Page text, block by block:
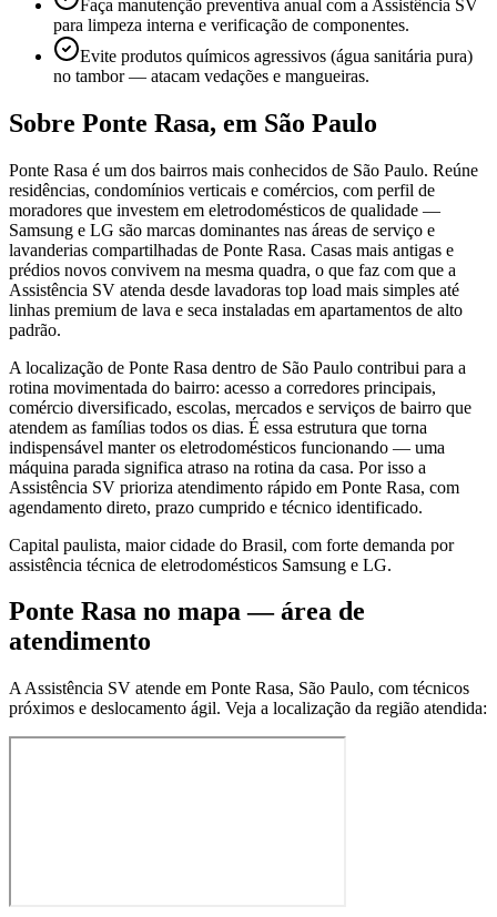
Faça manutenção preventiva anual com a Assistência SV
para limpeza interna e verificação de componentes.
Evite produtos químicos agressivos (água sanitária pura)
no tambor — atacam vedações e mangueiras.
Sobre Ponte Rasa, em São Paulo
Ponte Rasa é um dos bairros mais conhecidos de São Paulo. Reúne
residências, condomínios verticais e comércios, com perfil de
moradores que investem em eletrodomésticos de qualidade —
Samsung e LG são marcas dominantes nas áreas de serviço e
lavanderias compartilhadas de Ponte Rasa. Casas mais antigas e
prédios novos convivem na mesma quadra, o que faz com que a
Assistência SV atenda desde lavadoras top load mais simples até
linhas premium de lava e seca instaladas em apartamentos de alto
padrão.
A localização de Ponte Rasa dentro de São Paulo contribui para a
rotina movimentada do bairro: acesso a corredores principais,
comércio diversificado, escolas, mercados e serviços de bairro que
atendem as famílias todos os dias. É essa estrutura que torna
indispensável manter os eletrodomésticos funcionando — uma
máquina parada significa atraso na rotina da casa. Por isso a
Assistência SV prioriza atendimento rápido em Ponte Rasa, com
agendamento direto, prazo cumprido e técnico identificado.
Capital paulista, maior cidade do Brasil, com forte demanda por
assistência técnica de eletrodomésticos Samsung e LG.
Ponte Rasa no mapa — área de
atendimento
A Assistência SV atende em Ponte Rasa, São Paulo, com técnicos
próximos e deslocamento ágil. Veja a localização da região atendida: